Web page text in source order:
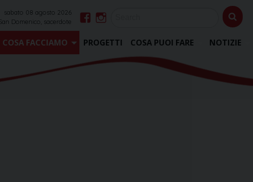
sabato 08 agosto 2026
Domenico, sacerdote
COSA FACCIAMO PROGETTI COSA PUOI FARE NOTIZIE